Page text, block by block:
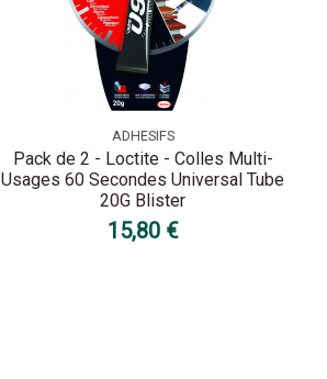
ADHESIFS
Pack de 2 - Loctite - Colles Multi-
Usages 60 Secondes Universal Tube
20G Blister
15,80 €